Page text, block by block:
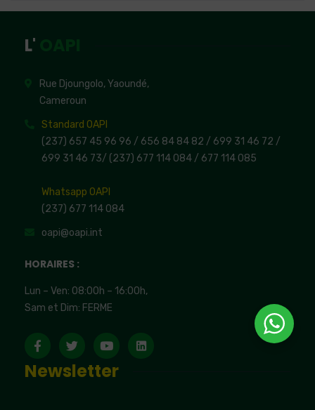
L'
Rue Djoungolo, Yaoundé,
Cameroun
Standard OAPI
(237) 657 45 96 96 / 656 84 84 82 / 699 31 46 72 /
699 31 46 73/ (237) 677 114 084 / 677 114 085
Whatsapp OAPI
(237) 677 114 084
oapi@oapi.int
HORAIRES :
Lun – Ven: 08:00h – 16:00h,
Sam et Dim: FERME
Newsletter